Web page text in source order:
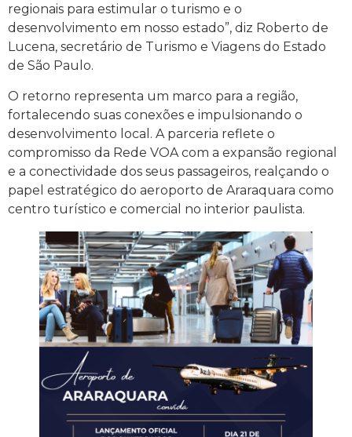
regionais para estimular o turismo e o
desenvolvimento em nosso estado”, diz Roberto de
Lucena, secretário de Turismo e Viagens do Estado
de São Paulo.
O retorno representa um marco para a região,
fortalecendo suas conexões e impulsionando o
desenvolvimento local. A parceria reflete o
compromisso da Rede VOA com a expansão regional
e a conectividade dos seus passageiros, realçando o
papel estratégico do aeroporto de Araraquara como
centro turístico e comercial no interior paulista.